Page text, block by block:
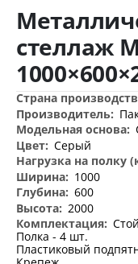
к
началу
изображений
стеллаж
Дополнительная
информация
Серый
1000
600
2000
Полка - 4 шт.
Пластиковый